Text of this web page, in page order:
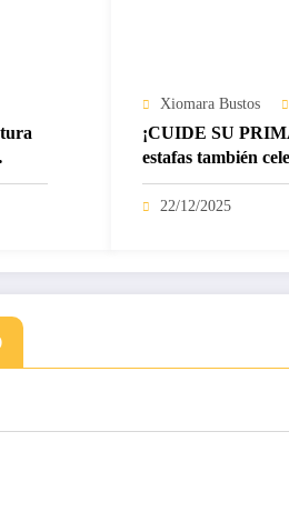
Xiomara Bustos
¡CUIDE SU
estafas también
22/12/2025